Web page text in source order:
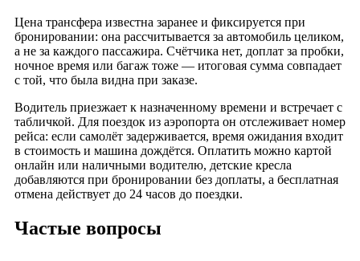
Цена трансфера известна заранее и фиксируется при
бронировании: она рассчитывается за автомобиль целиком,
а не за каждого пассажира. Счётчика нет, доплат за пробки,
ночное время или багаж тоже — итоговая сумма совпадает
с той, что была видна при заказе.
Водитель приезжает к назначенному времени и встречает с
табличкой. Для поездок из аэропорта он отслеживает номер
рейса: если самолёт задерживается, время ожидания входит
в стоимость и машина дождётся. Оплатить можно картой
онлайн или наличными водителю, детские кресла
добавляются при бронировании без доплаты, а бесплатная
отмена действует до 24 часов до поездки.
Частые вопросы